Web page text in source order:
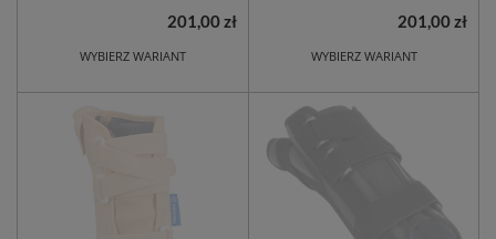
WYBIERZ WARIANT
201,00 zł
WYBIERZ WARIANT
201,00 zł